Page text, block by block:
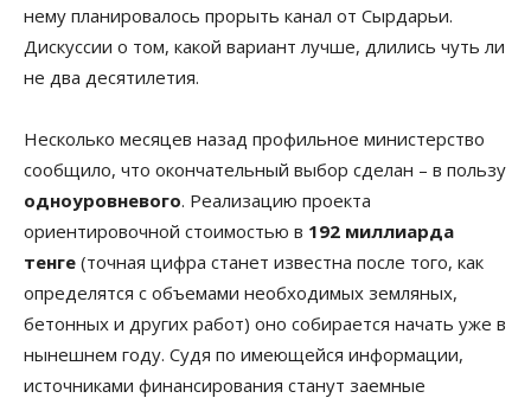
нему планировалось прорыть канал от Сырдарьи.
Дискуссии о том, какой вариант лучше, длились чуть ли
не два десятилетия.
Несколько месяцев назад профильное министерство
сообщило, что окончательный выбор сделан – в пользу
одноуровневого. Реализацию проекта
ориентировочной стоимостью в 192 миллиарда
тенге (точная цифра станет известна после того, как
определятся с объемами необходимых земляных,
бетонных и других работ) оно собирается начать уже в
нынешнем году. Судя по имеющейся информации,
источниками финансирования станут заемные